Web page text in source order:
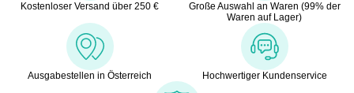
Kostenloser Versand über 250 €
Große Auswahl an Waren (99% der
Waren auf Lager)
Ausgabestellen in Österreich Hochwertiger Kundenservice